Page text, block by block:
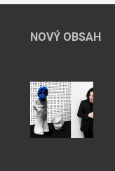
NOVÝ OBSAH